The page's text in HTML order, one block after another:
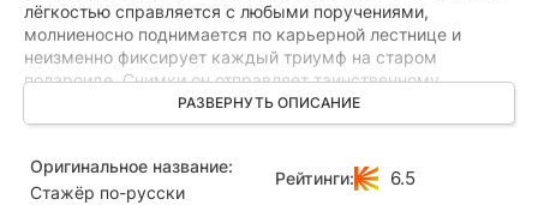
лёгкостью справляется с любыми поручениями,
молниеносно поднимается по карьерной лестнице и
неизменно фиксирует каждый триумф на старом
полароиде. Снимки он отправляет таинственному
адресату, и этот ритуал заставляет коллег насторожиться.
за его обычной внешностью скрывается нечто большее.
Николай Борисович не просто эффективный работник —
РАЗВЕРНУТЬ ОПИСАНИЕ
Оригинальное название:
Стажёр по-русски
Рейтинги: 6.5